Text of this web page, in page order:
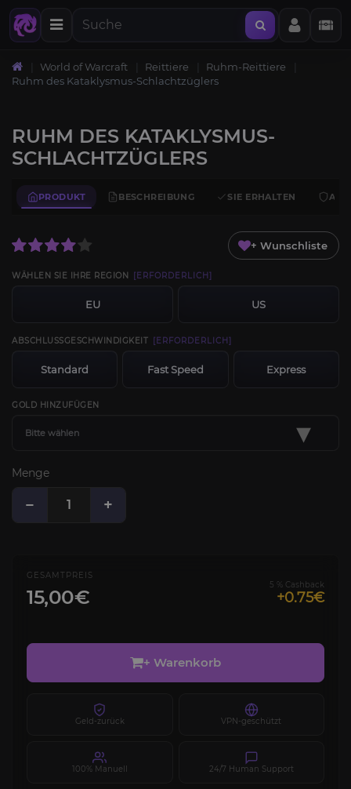
World of Warcraft Reittiere
Ruhm-Reittiere
Ruhm des Kataklysmus-Schlachtzüglers
RUHM DES KATAKLYSMUS-
SCHLACHTZÜGLERS
PRODUKT BESCHREIBUNG SIE ERHALTEN
+ Wunschliste
WÄHLEN SIE IHRE REGION [ERFORDERLICH]
EU US
ABSCHLUSSGESCHWINDIGKEIT [ERFORDERLICH]
Standard Fast Speed Express
GOLD HINZUFÜGEN
Bitte wählen ▾
Menge
− +
GESAMTPREIS
15,00€
5 % Cashback
+0.75€
+ Warenkorb
Geld-zurück VPN-geschützt
100% Manuell 24/7 Human Support